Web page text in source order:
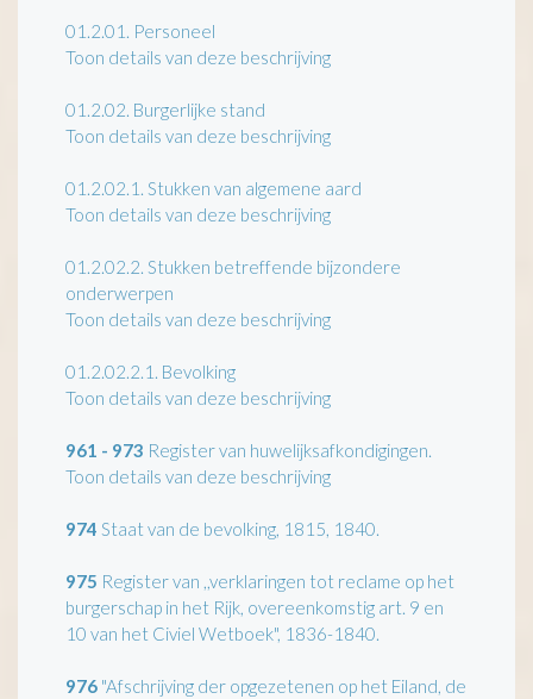
01.2.01.
Personeel
Toon details van deze beschrijving
01.2.02. Burgerlijke stand
Toon details van deze beschrijving
01.2.02.1. Stukken van algemene aard
Toon details van deze beschrijving
01.2.02.2. Stukken betreffende bijzondere
onderwerpen
Toon details van deze beschrijving
01.2.02.2.1. Bevolking
Toon details van deze beschrijving
961 - 973 Register van huwelijksafkondigingen.
Toon details van deze beschrijving
974 Staat van de bevolking, 1815, 1840.
975 Register van ,,verklaringen tot reclame op het
burgerschap in het Rijk, overeenkomstig art. 9 en
10 van het Civiel Wetboek", 1836-1840.
976 "Afschrijving der opgezetenen op het Eiland, de